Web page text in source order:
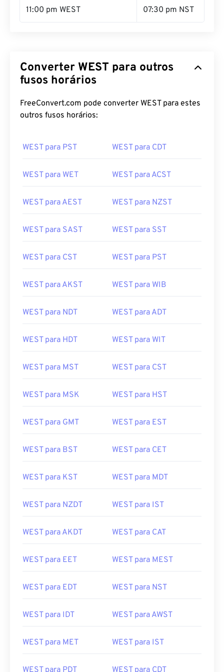
11:00 pm WEST 07:30 pm NST
Converter WEST para outros
fusos horários
FreeConvert.com pode converter WEST para estes
outros fusos horários:
WEST para PST WEST para CDT
WEST para WET WEST para ACST
WEST para AEST WEST para NZST
WEST para SAST WEST para SST
WEST para CST WEST para PST
WEST para AKST WEST para WIB
WEST para NDT WEST para ADT
WEST para HDT WEST para WIT
WEST para MST WEST para CST
WEST para MSK WEST para HST
WEST para GMT WEST para EST
WEST para BST WEST para CET
WEST para KST WEST para MDT
WEST para NZDT WEST para IST
WEST para AKDT WEST para CAT
WEST para EET WEST para MEST
WEST para EDT WEST para NST
WEST para IDT WEST para AWST
WEST para MET WEST para IST
WEST para PDT WEST para CDT